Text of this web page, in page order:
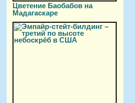
Цветение Баобабов на
Мадагаскаре